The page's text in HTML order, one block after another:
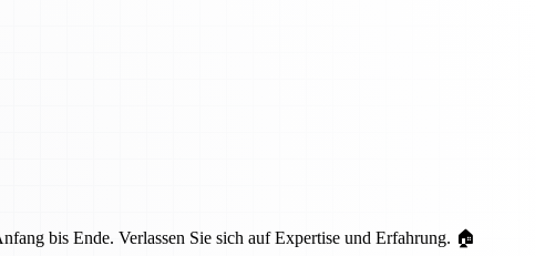
bis Ende. Verlassen Sie sich auf Expertise und Erfahrung. 🏠